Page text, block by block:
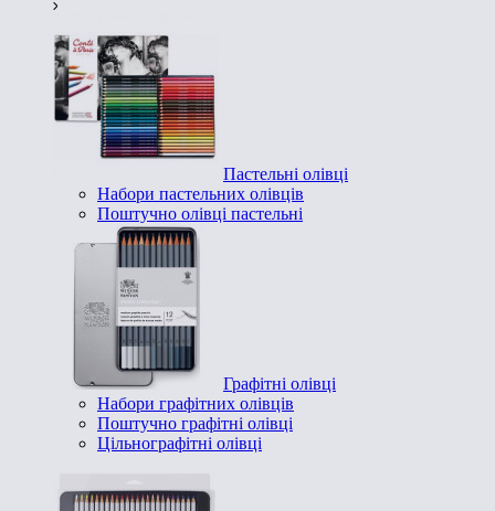
Пастельні олівці
Набори пастельних олівців
Поштучно олівці пастельні
Графітні олівці
Набори графітних олівців
Поштучно графітні олівці
Цільнографітні олівці